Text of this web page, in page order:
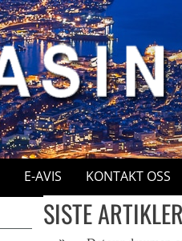
E-AVIS KONTAKT OSS
SISTE ARTIKLER